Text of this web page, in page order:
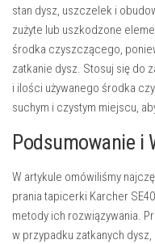
stan dysz, uszczelek i
zużyte lub uszkodzone
środka czyszczącego,
zatkanie dysz. Stosuj się do
i ilości używanego środka
suchym i czystym miejscu,
Podsumowanie i
W artykule omówiliśmy
prania tapicerki Karcher
metody ich rozwiązywania.
w przypadku zatkanych